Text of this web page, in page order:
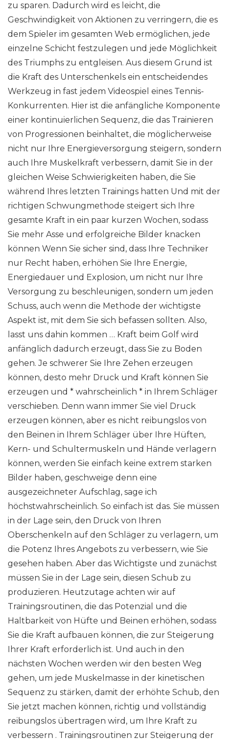
zu sparen. Dadurch wird es leicht, die
Geschwindigkeit von Aktionen zu verringern, die es
dem Spieler im gesamten Web ermöglichen, jede
einzelne Schicht festzulegen und jede Möglichkeit
des Triumphs zu entgleisen. Aus diesem Grund ist
die Kraft des Unterschenkels ein entscheidendes
Werkzeug in fast jedem Videospiel eines Tennis-
Konkurrenten. Hier ist die anfängliche Komponente
einer kontinuierlichen Sequenz, die das Trainieren
von Progressionen beinhaltet, die möglicherweise
nicht nur Ihre Energieversorgung steigern, sondern
auch Ihre Muskelkraft verbessern, damit Sie in der
gleichen Weise Schwierigkeiten haben, die Sie
während Ihres letzten Trainings hatten Und mit der
richtigen Schwungmethode steigert sich Ihre
gesamte Kraft in ein paar kurzen Wochen, sodass
Sie mehr Asse und erfolgreiche Bilder knacken
können Wenn Sie sicher sind, dass Ihre Techniker
nur Recht haben, erhöhen Sie Ihre Energie,
Energiedauer und Explosion, um nicht nur Ihre
Versorgung zu beschleunigen, sondern um jeden
Schuss, auch wenn die Methode der wichtigste
Aspekt ist, mit dem Sie sich befassen sollten. Also,
lasst uns dahin kommen … Kraft beim Golf wird
anfänglich dadurch erzeugt, dass Sie zu Boden
gehen. Je schwerer Sie Ihre Zehen erzeugen
können, desto mehr Druck und Kraft können Sie
erzeugen und * wahrscheinlich * in Ihrem Schläger
verschieben. Denn wann immer Sie viel Druck
erzeugen können, aber es nicht reibungslos von
den Beinen in Ihrem Schläger über Ihre Hüften,
Kern- und Schultermuskeln und Hände verlagern
können, werden Sie einfach keine extrem starken
Bilder haben, geschweige denn eine
ausgezeichneter Aufschlag, sage ich
höchstwahrscheinlich. So einfach ist das. Sie müssen
in der Lage sein, den Druck von Ihren
Oberschenkeln auf den Schläger zu verlagern, um
die Potenz Ihres Angebots zu verbessern, wie Sie
gesehen haben. Aber das Wichtigste und zunächst
müssen Sie in der Lage sein, diesen Schub zu
produzieren. Heutzutage achten wir auf
Trainingsroutinen, die das Potenzial und die
Haltbarkeit von Hüfte und Beinen erhöhen, sodass
Sie die Kraft aufbauen können, die zur Steigerung
Ihrer Kraft erforderlich ist. Und auch in den
nächsten Wochen werden wir den besten Weg
gehen, um jede Muskelmasse in der kinetischen
Sequenz zu stärken, damit der erhöhte Schub, den
Sie jetzt machen können, richtig und vollständig
reibungslos übertragen wird, um Ihre Kraft zu
verbessern . Trainingsroutinen zur Steigerung der